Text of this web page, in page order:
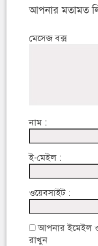
আপনার মতামত
মেসেজ বক্স
নাম :
ই-মেইল :
ওয়েবসাইট :
আপনার ইমেইল ও
রাখুন